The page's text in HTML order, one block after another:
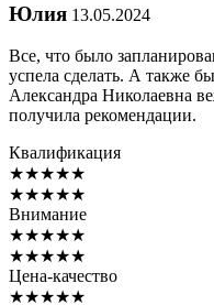
Юлия 13.05.2024
Все, что было
успела сделать. А также
Александра Николаевна
получила рекомендации.
Квалификация
★★★★★
★★★★★
Внимание
★★★★★
★★★★★
Цена-качество
★★★★★